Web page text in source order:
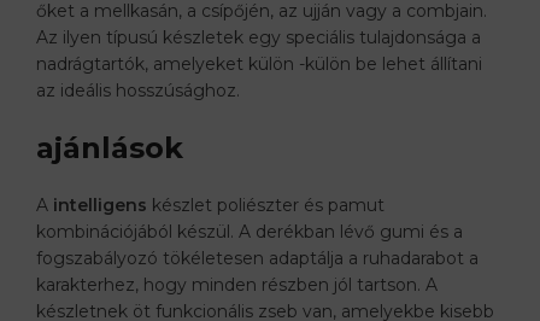
őket a mellkasán, a csípőjén, az ujján vagy a combjain.
Az ilyen típusú készletek egy speciális tulajdonsága a
nadrágtartók, amelyeket külön -külön be lehet állítani
az ideális hosszúsághoz.
ajánlások
A intelligens készlet poliészter és pamut
kombinációjából készül. A derékban lévő gumi és a
fogszabályozó tökéletesen adaptálja a ruhadarabot a
karakterhez, hogy minden részben jól tartson. A
készletnek öt funkcionális zseb van, amelyekbe kisebb